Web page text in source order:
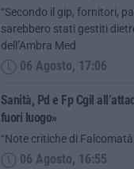
“Secondo il gip, fornitori,
sarebbero stati gestiti
dell’Ambra Med
06 Agosto, 17:06
Sanità, Pd e Fp Cgil
fuori luogo»
“Note critiche di
06 Agosto, 16:55